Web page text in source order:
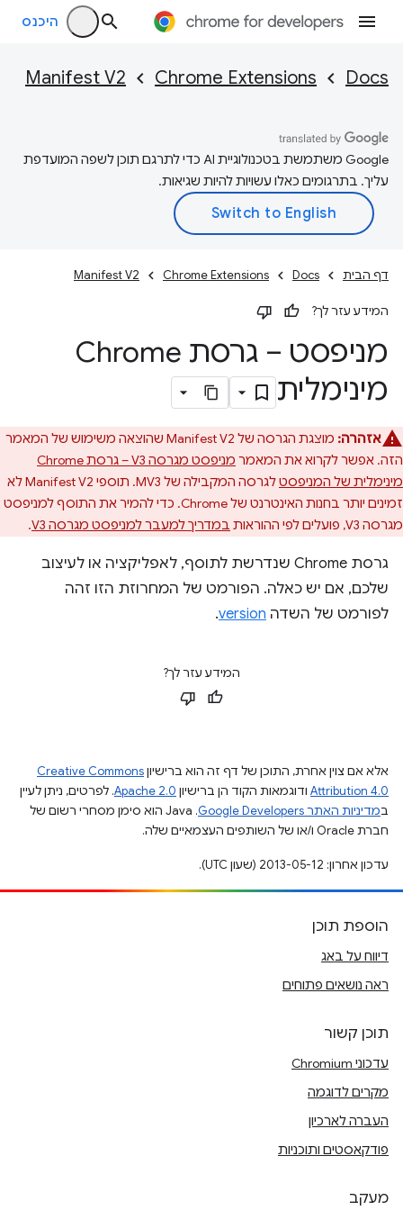
היכנס
Docs
Chrome Extensions
Manifest V2
‫Google משתמשת בטכנולוגיית AI כדי לתרגם תוכן לשפה המועדפת
עליך. בתרגומים כאלו עשויות להיות שגיאות.
דף הבית Docs
Chrome Extensions
Manifest V2
המידע עזר לך?
מניפסט – גרסת Chrome
מינימלית
אזהרה:
מוצגת הגרסה של Manifest V2 שהוצאה משימוש של המאמר
הזה. אפשר לקרוא את המאמר
מניפסט מגרסה V3 – גרסת Chrome
מינימלית של המניפסט
לגרסה המקבילה של MV3. תוספי Manifest V2 לא
זמינים יותר בחנות האינטרנט של Chrome. כדי להמיר את התוסף למניפסט
מגרסה V3, פועלים לפי ההוראות
במדריך למעבר למניפסט מגרסה V3 .
גרסת Chrome שנדרשת לתוסף, לאפליקציה או לעיצוב
שלכם, אם יש כאלה. הפורמט של המחרוזת הזו זהה
לפורמט של השדה version
.
המידע עזר לך?
אלא אם צוין אחרת, התוכן של דף זה הוא ברישיוןCreative Commons
Attribution 4.0 ודוגמאות הקוד הן ברישיון Apache 2.0. לפרטים, ניתן לעיין
במדיניות האתר Google Developers‏
.‏ Java הוא סימן מסחרי רשום של
חברת Oracle ו/או של השותפים העצמאיים שלה.
עדכון אחרון: 2013-05-12 (שעון UTC).
הוספת תוכן
דיווח על באג
ראה נושאים פתוחים
תוכן קשור
עדכוני Chromium
מקרים לדוגמה
העברה לארכיון
פודקאסטים ותוכניות
מעקב